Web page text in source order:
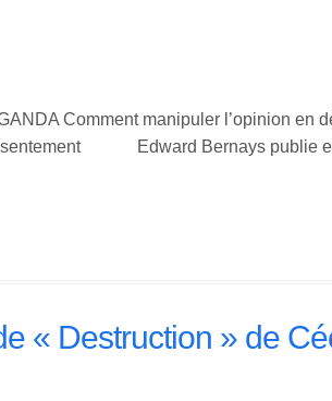
Comment manipuler l’opinion en
Bernays publie en 1928
« Destruction » de